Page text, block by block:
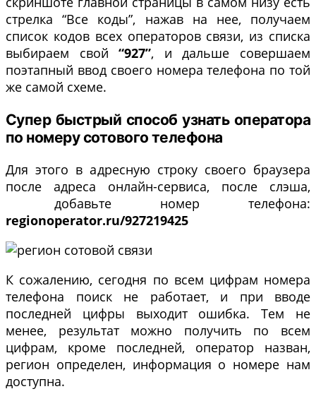
стрелка “Все коды”, нажав на нее, получаем
список кодов всех операторов связи, из списка
выбираем свой“927”, и дальше совершаем
поэтапный ввод своего номера телефона по той
же самой схеме.
Супер быстрый способ узнать оператора
по номеру сотового телефона
Для этого в адресную строку своего браузера
после адреса онлайн-сервиса, после слэша,
добавьте номер телефона:
regionoperator.ru/927219425
К сожалению, сегодня по всем цифрам номера
телефона поиск не работает, и при вводе
последней цифры выходит ошибка. Тем не
менее, результат можно получить по всем
цифрам, кроме последней, оператор назван,
регион определен, информация о номере нам
доступна.